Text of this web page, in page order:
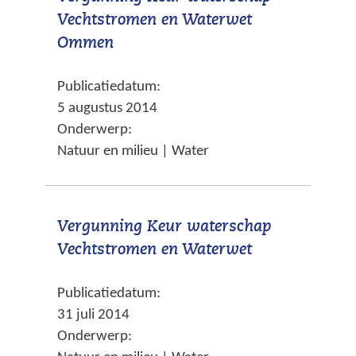
)
e
w
e
s
i
e
)
n
r
e
e
n
a
d
e
e
e
Vechtstromen en Waterwet
Ommen(
e
r
w
i
j
t
n
a
r
e
Publicatiedatum:
5 augustus 2014
Onderwerp:
Natuur en milieu | Water
Vergunning Keur waterschap
Vechtstromen en Waterwet(
Publicatiedatum:
31 juli 2014
Onderwerp: